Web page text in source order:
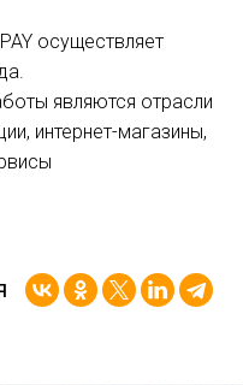
осуществляет
являются отрасли
интернет-магазины,